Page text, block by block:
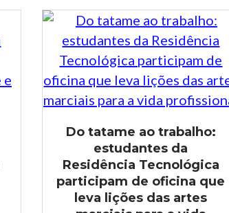
Do tatame ao trabalho:
estudantes da
Residência Tecnológica
participam de oficina que
leva lições das artes